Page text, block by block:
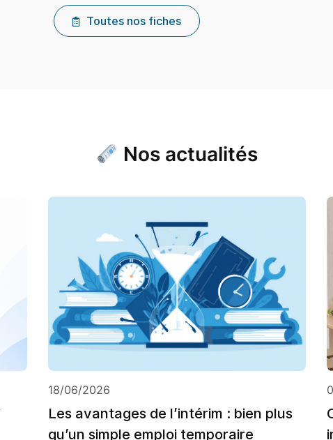
Toutes nos fiches
Nos actualités
18/06/2026
Les avantages de l’intérim : bien plus
qu’un simple emploi temporaire